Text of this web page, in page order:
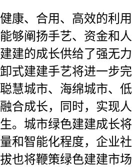
、合用、高效的利用
够阐扬手艺、资金和人
建的成长供给了强无力
式建建手艺将进一步完
慧城市、海绵城市、低
合成长，同时，实现人
。城市绿色建建成长将
和智能化程度，企业社
也将鞭策绿色建建市场